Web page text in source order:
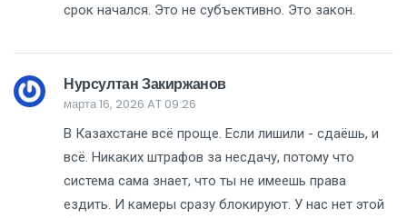
срок начался. Это не субъективно. Это закон.
Нурсултан Закиржанов
марта 16, 2026 AT 09:26
В Казахстане всё проще. Если лишили - сдаёшь, и
всё. Никаких штрафов за несдачу, потому что
система сама знает, что ты не имеешь права
ездить. И камеры сразу блокируют. У нас нет этой